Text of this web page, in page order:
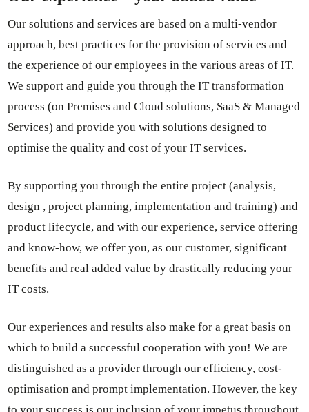
Our solutions and services are based on a multi-vendor
approach, best practices for the provision of services and
the experience of our employees in the various areas of IT.
We support and guide you through the IT transformation
process (on Premises and Cloud solutions, SaaS & Managed
Services) and provide you with solutions designed to
optimise the quality and cost of your IT services.
By supporting you through the entire project (analysis,
design , project planning, implementation and training) and
product lifecycle, and with our experience, service offering
and know-how, we offer you, as our customer, significant
benefits and real added value by drastically reducing your
IT costs.
Our experiences and results also make for a great basis on
which to build a successful cooperation with you! We are
distinguished as a provider through our efficiency, cost-
optimisation and prompt implementation. However, the key
to your success is our inclusion of your impetus throughout